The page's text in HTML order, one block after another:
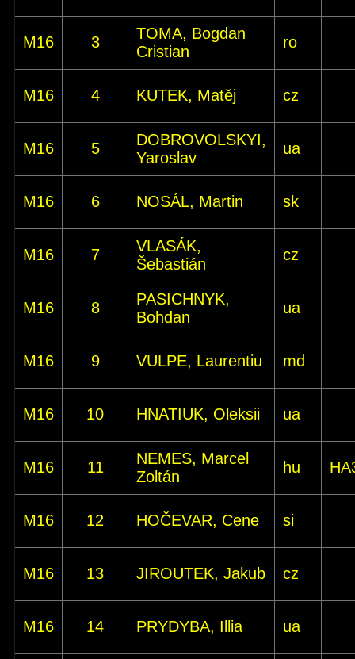
M16 3
TOMA, Bogdan
Cristian
ro
M16 4 KUTEK, Matěj cz
M16 5
DOBROVOLSKYI,
Yaroslav
ua
M16 6 NOSÁL, Martin sk
M16 7
VLASÁK,
Šebastián
cz
M16 8
PASICHNYK,
Bohdan
ua
M16 9 VULPE, Laurentiu md
M16 10 HNATIUK, Oleksii ua
M16 11
NEMES, Marcel
Zoltán
hu
M16 12 HOČEVAR, Cene si
M16 13 JIROUTEK, Jakub cz
M16 14 PRYDYBA, Illia ua